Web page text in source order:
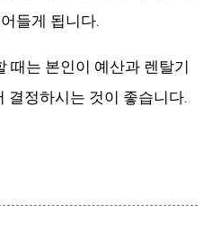
들게 됩니다.
때는 본인이 예산과 렌탈기
결정하시는 것이 좋습니다.